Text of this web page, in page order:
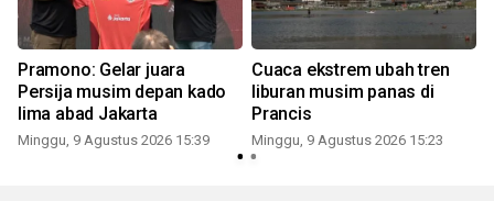
Pramono: Gelar juara
Persija musim depan kado
lima abad Jakarta
Minggu, 9 Agustus 2026 15:39
Cuaca ekstrem ubah tren
liburan musim panas di
Prancis
Minggu, 9 Agustus 2026 15:23